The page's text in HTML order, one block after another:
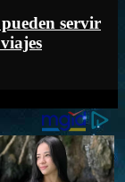
servir